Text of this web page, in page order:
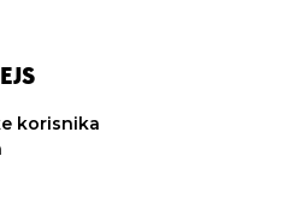
korisnika